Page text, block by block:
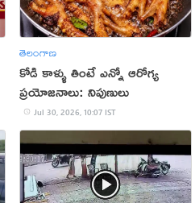
తెలంగాణ
కోడి కాళ్ళు తింటే ఎన్నో ఆరోగ్య
ప్రయోజనాలు: నిపుణులు
Jul 30, 2026, 10:07 IST